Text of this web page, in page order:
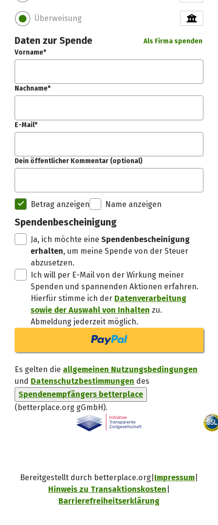
Überweisung
Daten zur Spende
Als Firma spenden
Vorname*
Nachname*
E-Mail*
Dein öffentlicher Kommentar (optional)
Betrag anzeigen Name anzeigen
Spendenbescheinigung
Ja, ich möchte eine Spendenbescheinigung
erhalten, um meine Spende von der Steuer
abzusetzen.
Ich will per E-Mail von der Wirkung meiner
Spenden und spannenden Aktionen erfahren.
Hierfür stimme ich der Datenverarbeitung
sowie der Auswahl von Inhalten zu.
Abmeldung jederzeit möglich.
Es gelten die allgemeinen Nutzungsbedingungen
und Datenschutzbestimmungen des
Spendenempfängers betterplace
(betterplace.org gGmbH)
Spendenempfänger
.
Bereitgestellt durch betterplace.org Impressum
Hinweis zu Transaktionskosten
Barrierefreiheitserklärung